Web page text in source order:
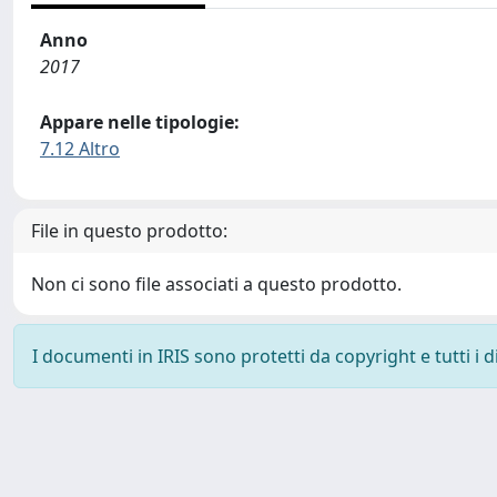
Anno
2017
Appare nelle tipologie:
7.12 Altro
File in questo prodotto:
Non ci sono file associati a questo prodotto.
I documenti in IRIS sono protetti da copyright e tutti i